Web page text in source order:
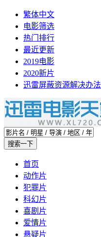
繁体中文
电影筛选
热门排行
最近更新
2019电影
2020新片
迅雷屏蔽资源解决办法
首页
动作片
犯罪片
科幻片
喜剧片
爱情片
悬疑片